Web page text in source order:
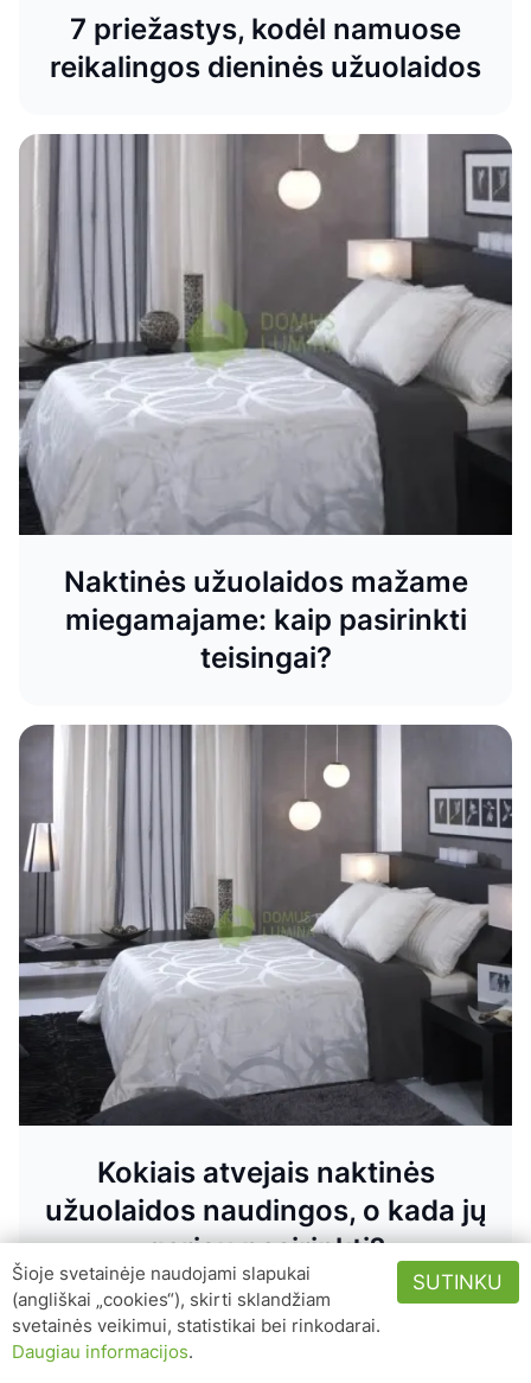
7 priežastys, kodėl namuose
reikalingos dieninės užuolaidos
Naktinės užuolaidos mažame
miegamajame: kaip pasirinkti
teisingai?
Kokiais atvejais naktinės
užuolaidos naudingos, o kada jų
geriau nesirinkti?
Šioje svetainėje naudojami slapukai
(angliškai „cookies“), skirti sklandžiam
svetainės veikimui, statistikai bei rinkodarai.
Daugiau informacijos.
SUTINKU